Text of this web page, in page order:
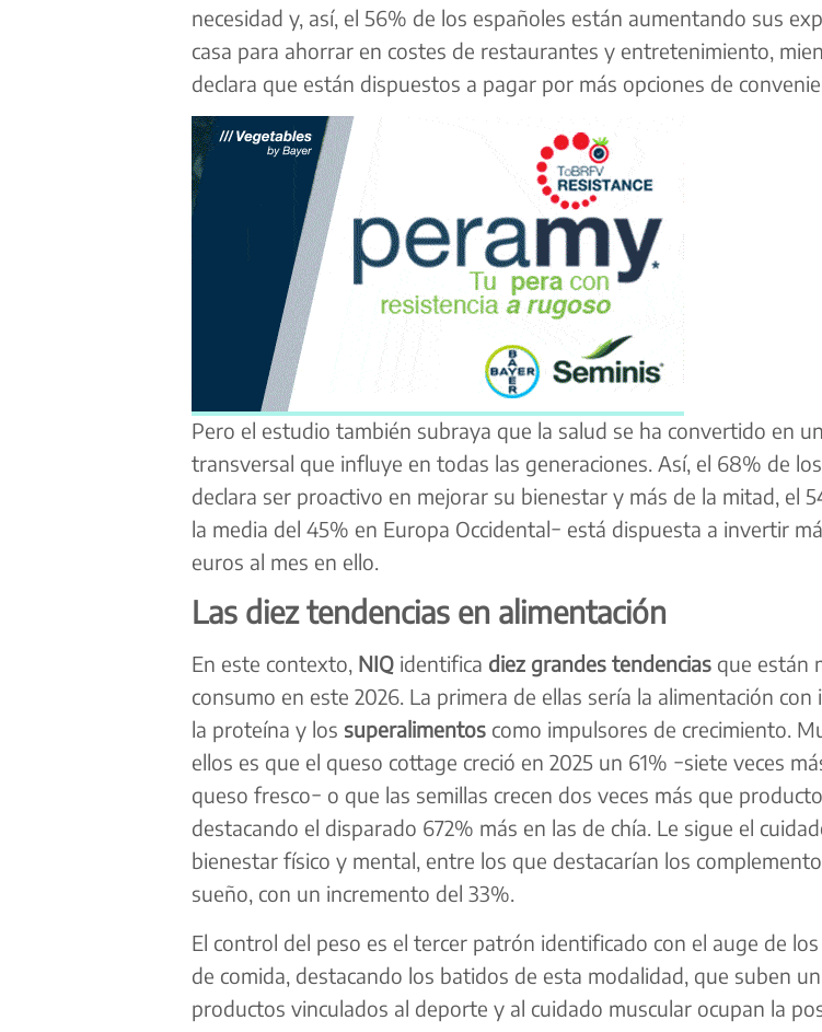
necesidad y, así, el 56% de los españoles están aumentando sus
casa para ahorrar en costes de restaurantes y entretenimiento,
declara que están dispuestos a pagar por más opciones de
Pero el estudio también subraya que la salud se ha convertido en
transversal que influye en todas las generaciones. Así, el 68% de
declara ser proactivo en mejorar su bienestar y más de la mitad, el
la media del 45% en Europa Occidental− está dispuesta a invertir
euros al mes en ello.
Las diez tendencias en alimentación
En este contexto, NIQidentifica diez grandes tendenciasque están
consumo en este 2026. La primera de ellas sería la alimentación con
la proteína y los superalimentoscomo impulsores de crecimiento.
ellos es que el queso cottage creció en 2025 un 61% ­­−siete veces
queso fresco− o que las semillas crecen dos veces más que
destacando el disparado 672% más en las de chía. Le sigue el
bienestar físico y mental, entre los que destacarían los
sueño, con un incremento del 33%.
El control del peso es el tercer patrón identificado con el auge de
de comida, destacando los batidos de esta modalidad, que suben un
productos vinculados al deporte y al cuidado muscular ocupan la